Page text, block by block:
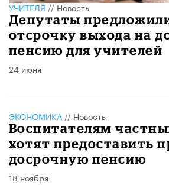
УЧИТЕЛЯ//Новость
Депутаты
отсрочку выхода на
пенсию для учителей
24 июня
ЭКОНОМИКА // Новость
Воспитателям
хотят предоставить
досрочную пенсию
18 ноября